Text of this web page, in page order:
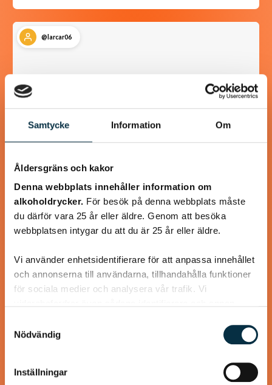
Samtycke Information Om
Åldersgräns och kakor
Denna webbplats innehåller information om
alkoholdrycker. För besök på denna webbplats måste
du därför vara 25 år eller äldre. Genom att besöka
webbplatsen intygar du att du är 25 år eller äldre.
Vi använder enhetsidentifierare för att anpassa innehållet
och annonserna till användarna, tillhandahålla funktioner
för sociala medier och analysera vår trafik. Vi
annons- och analysföretag som vi samarbetar med.
Dessa kan i sin tur kombinera informationen med annan
information som du har tillhandahållit eller som de har
samlat in när du har använt deras tjänster.
Nödvändig
Inställningar
@larcar06
Carlssons Laxtallrik
LAX-tallrik med enkellagad och kalorifattig hollandaisesås.